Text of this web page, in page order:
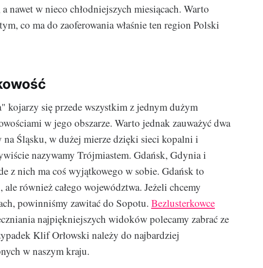
nawet w nieco chłodniejszych miesiącach. Warto
co ma do zaoferowania właśnie ten region Polski
kojarzy się przede wszystkim z jednym dużym
w jego obszarze. Warto jednak zauważyć dwa
Śląsku, w dużej mierze dzięki sieci kopalni i
nazywamy Trójmiastem. Gdańsk, Gdynia i
z nich ma coś wyjątkowego w sobie. Gdańsk to
również całego województwa. Jeżeli chcemy
powinniśmy zawitać do Sopotu. Bezlusterkowce
najpiękniejszych widoków polecamy zabrać ze
Klif Orłowski należy do najbardziej
w naszym kraju.